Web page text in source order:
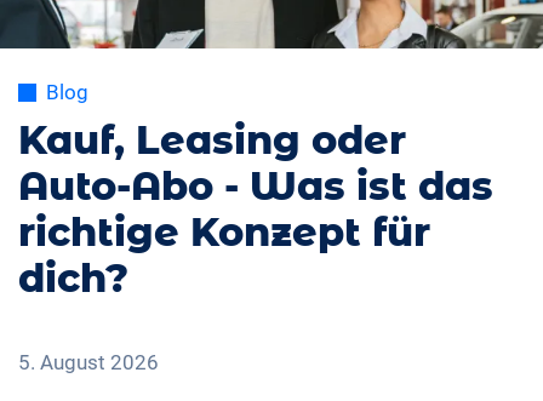
Blog
Kauf, Leasing oder
Auto-Abo - Was ist das
richtige Konzept für
dich?
5. August 2026